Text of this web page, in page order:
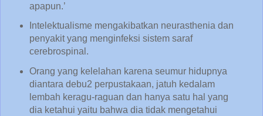
apapun.’
Intelektualisme mengakibatkan neurasthenia dan
penyakit yang menginfeksi sistem saraf
cerebrospinal.
Orang yang kelelahan karena seumur hidupnya
diantara debu2 perpustakaan, jatuh kedalam
lembah keragu-raguan dan hanya satu hal yang
dia ketahui yaitu bahwa dia tidak mengetahui